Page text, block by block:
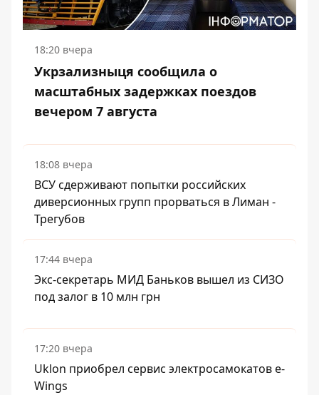
18:20 вчера
Укрзализныця сообщила о
масштабных задержках поездов
вечером 7 августа
18:08 вчера
ВСУ сдерживают попытки российских
диверсионных групп прорваться в Лиман -
Трегубов
17:44 вчера
Экс-секретарь МИД Баньков вышел из СИЗО
под залог в 10 млн грн
17:20 вчера
Uklon приобрел сервис электросамокатов e-
Wings